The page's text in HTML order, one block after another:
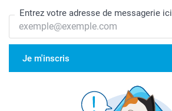
Entrez votre adresse de messagerie ici
Je m'inscris